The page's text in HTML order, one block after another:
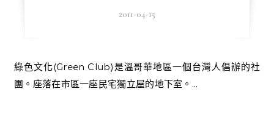
2011-04-15
綠色文化(Green Club)是溫哥華地區一個台灣人倡辦的社
團。座落在市區一座民宅獨立屋的地下室。...